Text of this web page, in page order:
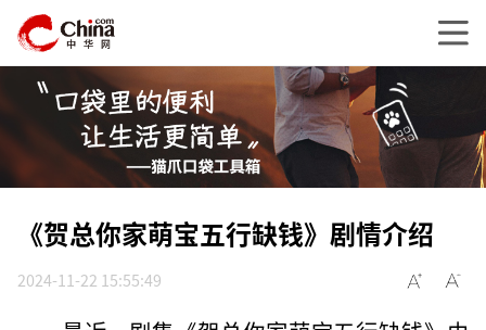
《贺总你家萌宝五行缺钱》剧情介绍
2024-11-22 15:55:49